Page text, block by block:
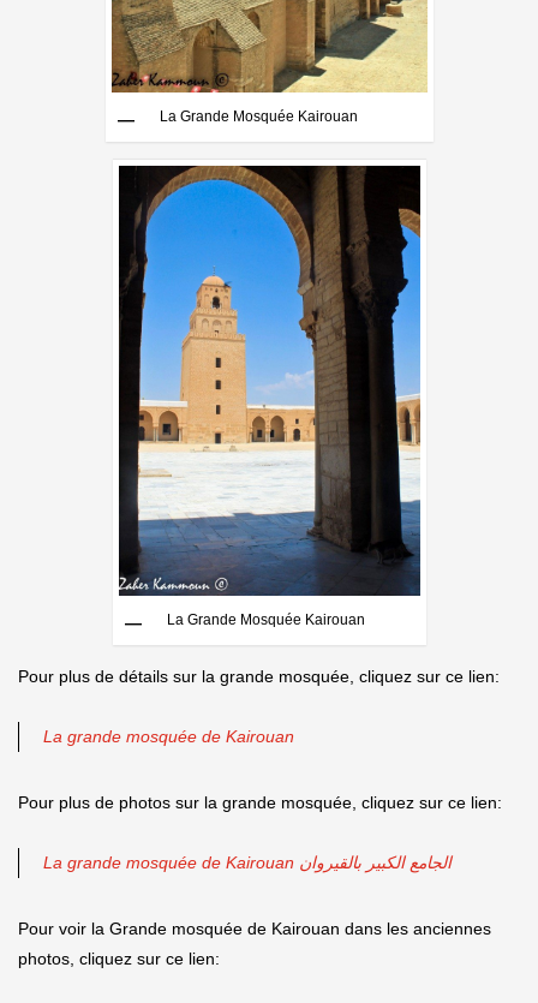
La Grande Mosquée Kairouan
La Grande Mosquée Kairouan
Pour plus de détails sur la grande mosquée, cliquez sur ce lien:
La grande mosquée de Kairouan
Pour plus de photos sur la grande mosquée, cliquez sur ce lien:
La grande mosquée de Kairouan الجامع الكبير بالقيروان
Pour voir la Grande mosquée de Kairouan dans les anciennes
photos, cliquez sur ce lien: